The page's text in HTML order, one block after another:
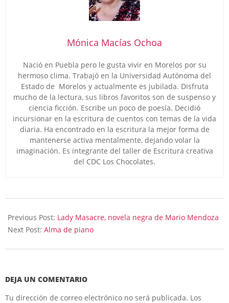
Mónica Macías Ochoa
Nació en Puebla pero le gusta vivir en Morelos por su
hermoso clima. Trabajó en la Universidad Autónoma del
Estado de Morelos y actualmente es jubilada. Disfruta
mucho de la lectura, sus libros favoritos son de suspenso y
ciencia ficción. Escribe un poco de poesía. Decidió
incursionar en la escritura de cuentos con temas de la vida
diaria. Ha encontrado en la escritura la mejor forma de
mantenerse activa mentalmente, dejando volar la
imaginación. Es integrante del taller de Escritura creativa
del CDC Los Chocolates.
05-
23
Previous Post: Lady Masacre, novela negra de Mario Mendoza
Next Post: Alma de piano
DEJA UN COMENTARIO
Tu dirección de correo electrónico no será publicada. Los